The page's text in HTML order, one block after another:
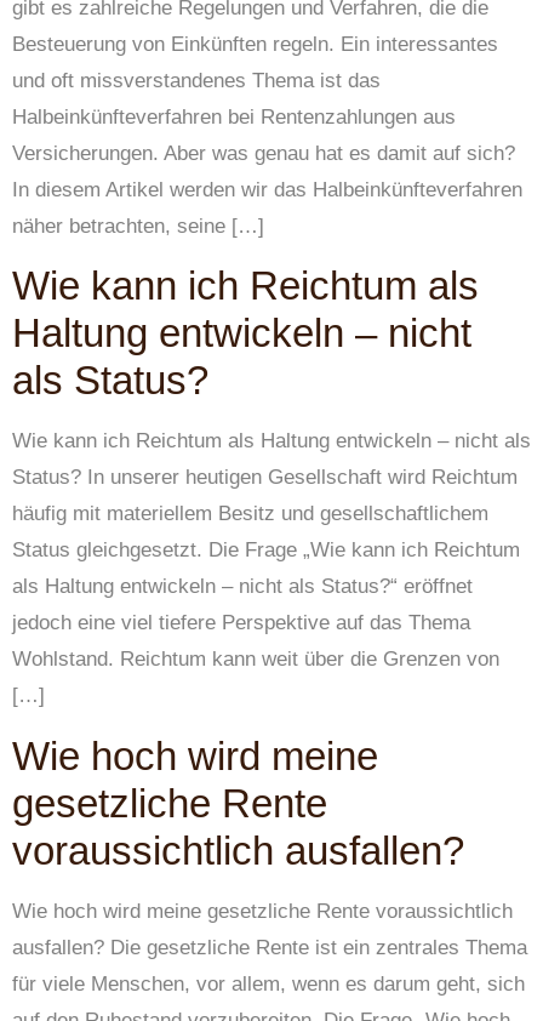
gibt es zahlreiche Regelungen und Verfahren, die die
Besteuerung von Einkünften regeln. Ein interessantes
und oft missverstandenes Thema ist das
Halbeinkünfteverfahren bei Rentenzahlungen aus
Versicherungen. Aber was genau hat es damit auf sich?
In diesem Artikel werden wir das Halbeinkünfteverfahren
näher betrachten, seine […]
Wie kann ich Reichtum als
Haltung entwickeln – nicht
als Status?
Wie kann ich Reichtum als Haltung entwickeln – nicht als
Status? In unserer heutigen Gesellschaft wird Reichtum
häufig mit materiellem Besitz und gesellschaftlichem
Status gleichgesetzt. Die Frage „Wie kann ich Reichtum
als Haltung entwickeln – nicht als Status?“ eröffnet
jedoch eine viel tiefere Perspektive auf das Thema
Wohlstand. Reichtum kann weit über die Grenzen von
[…]
Wie hoch wird meine
gesetzliche Rente
voraussichtlich ausfallen?
Wie hoch wird meine gesetzliche Rente voraussichtlich
ausfallen? Die gesetzliche Rente ist ein zentrales Thema
für viele Menschen, vor allem, wenn es darum geht, sich